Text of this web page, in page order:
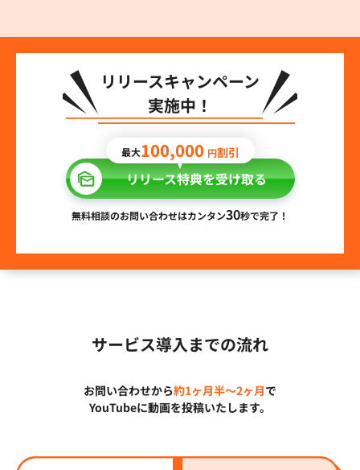
リリースキャンペーン
実施中！
最大100,000 円割引
リリース特典を受け取る
無料相談のお問い合わせはカンタン30秒で完了！
サービス導入までの流れ
お問い合わせから約1ヶ月半〜2ヶ月で
YouTubeに動画を投稿いたします。